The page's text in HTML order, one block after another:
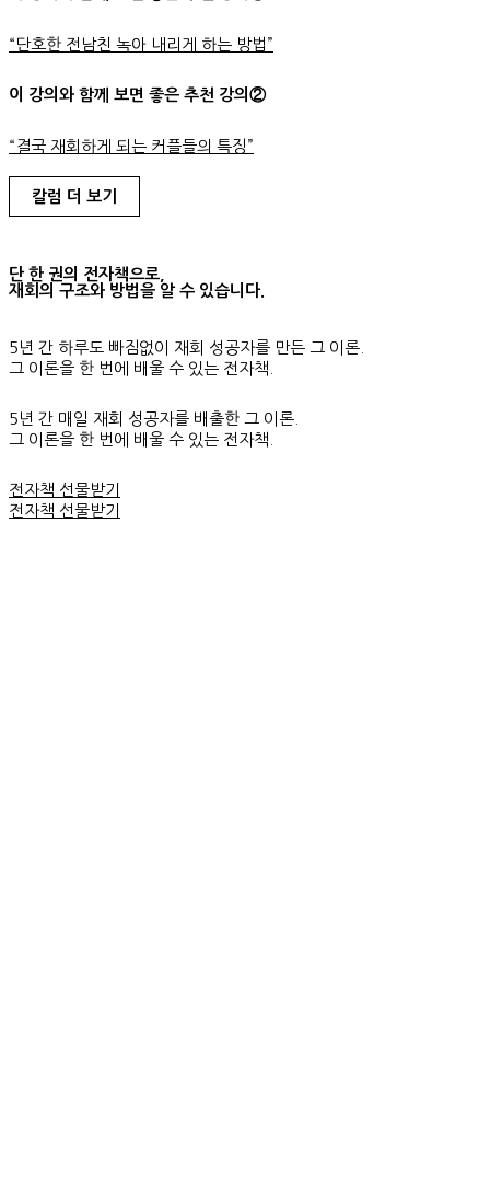
“단호한 전남친 녹아 내리게 하는 방법”
이 강의와 함께 보면 좋은 추천 강의②
“결국 재회하게 되는 커플들의 특징”
칼럼 더 보기
단 한 권의 전자책으로,
재회의 구조와 방법을 알 수 있습니다.
5년 간 하루도 빠짐없이 재회 성공자를 만든 그 이론.
그 이론을 한 번에 배울 수 있는 전자책.
5년 간 매일 재회 성공자를 배출한 그 이론.
그 이론을 한 번에 배울 수 있는 전자책.
전자책 선물받기
전자책 선물받기